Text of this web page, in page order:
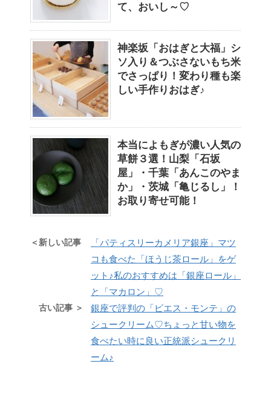
て、おいし～♡
神楽坂「おはぎと大福」シ
ソ入り＆つぶさないもち米
でさっぱり！変わり種も楽
しい手作りおはぎ♪
本当によもぎが濃い人気の
草餅３選！山梨「石坂
屋」・千葉「あんこのやま
か」・茨城「亀じるし」！
お取り寄せ可能！
＜新しい記事
「パティスリーカメリア銀座」マツ
コも食べた「ほうじ茶ロール」をゲ
ット♪私のおすすめは「銀座ロール」
と「マカロン」♡
古い記事 ＞
銀座で評判の「ピエス・モンテ」の
シュークリーム♡ちょっと甘い物を
食べたい時に良い正統派シュークリ
ーム♪